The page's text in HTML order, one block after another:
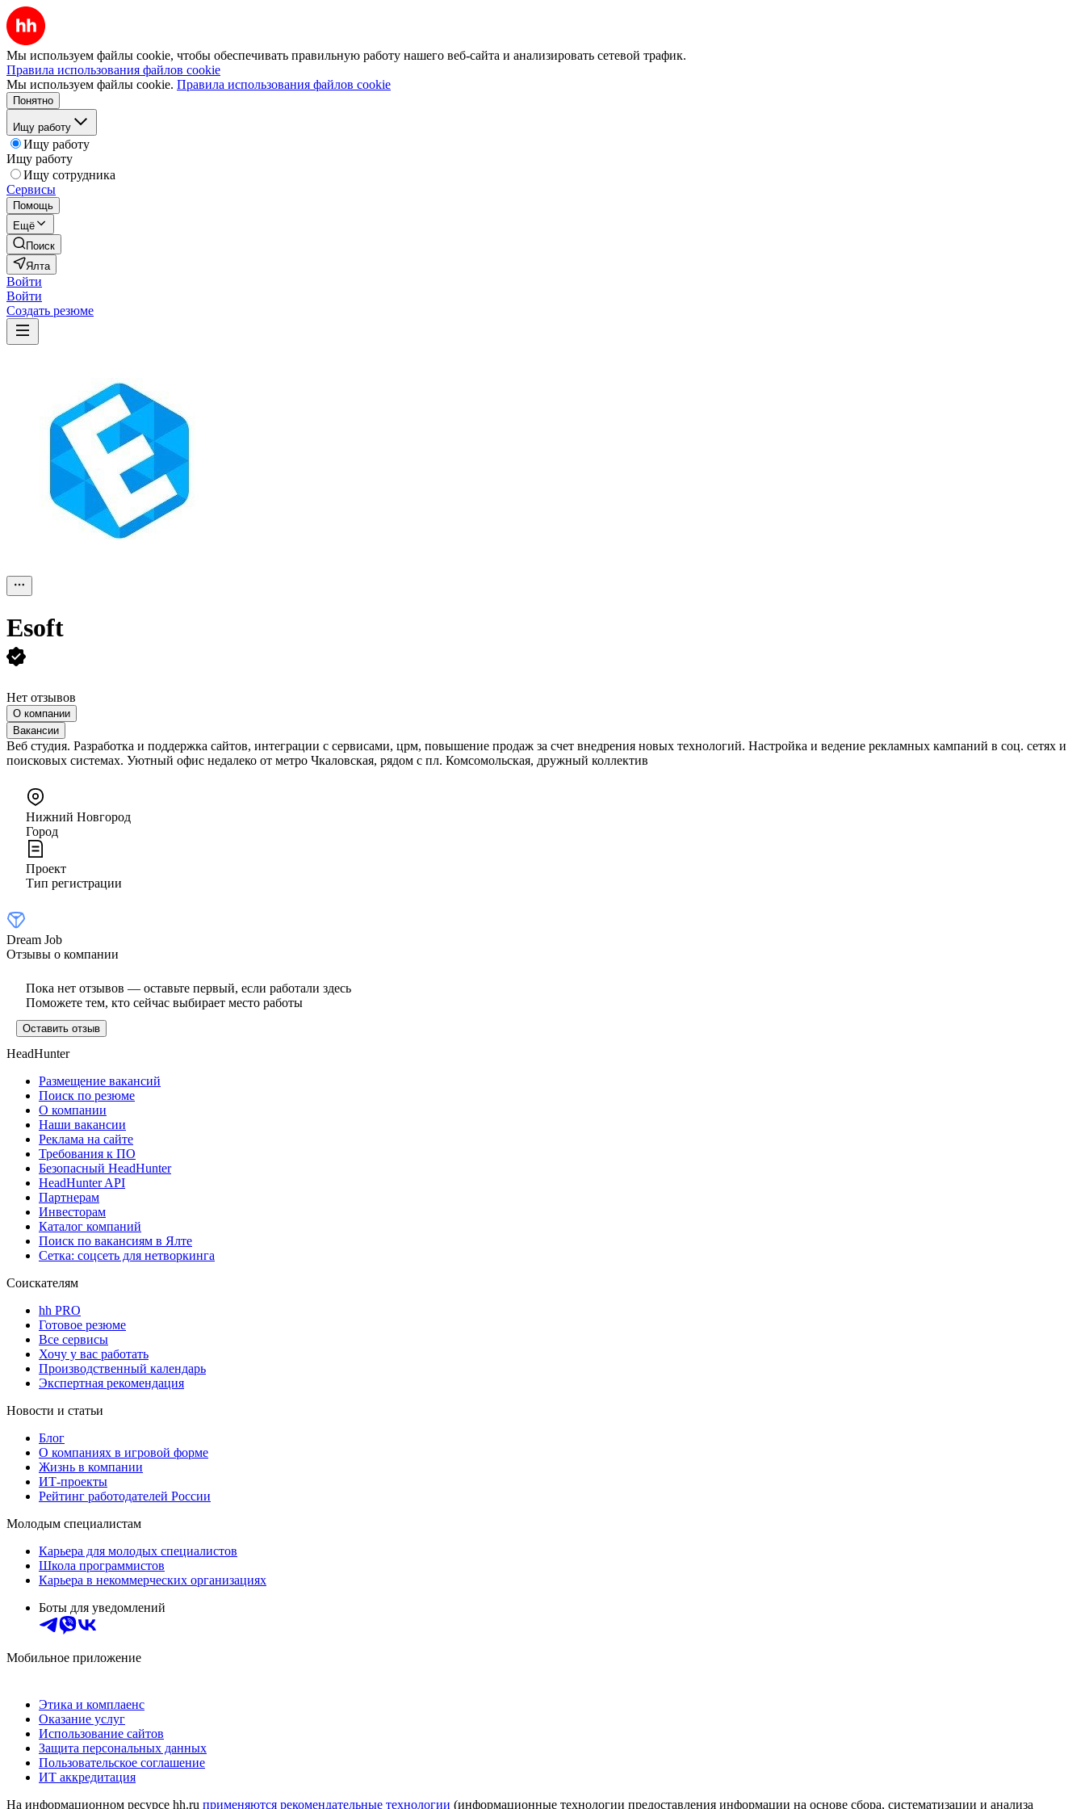
Мы используем файлы cookie, чтобы обеспечивать правильную работу нашего веб-сайта и анализировать сетевой трафик.
Правила использования файлов cookie
Мы используем файлы cookie. Правила использования файлов cookie
Понятно
Ищу работу
Ищу работу
Ищу работу
Ищу сотрудника
Сервисы
Помощь
Ещё
Поиск
Ялта
Войти
Войти
Создать резюме
Еsoft
Нет отзывов
О компании
Вакансии
Веб студия. Разработка и поддержка сайтов, интеграции с сервисами, црм, повышение продаж за счет внедрения новых технологий. Настройка и ведение рекламных кампаний в соц. сетях и
поисковых системах. Уютный офис недалеко от метро Чкаловская, рядом с пл. Комсомольская, дружный коллектив
Нижний Новгород
Город
Проект
Тип регистрации
Dream Job
Отзывы о компании
Пока нет отзывов — оставьте первый, если работали здесь
Поможете тем, кто сейчас выбирает место работы
Оставить отзыв
HeadHunter
Размещение вакансий
Поиск по резюме
О компании
Наши вакансии
Реклама на сайте
Требования к ПО
Безопасный HeadHunter
HeadHunter API
Партнерам
Инвесторам
Каталог компаний
Поиск по вакансиям в Ялте
Сетка: соцсеть для нетворкинга
Соискателям
hh PRO
Готовое резюме
Все сервисы
Хочу у вас работать
Производственный календарь
Экспертная рекомендация
Новости и статьи
Блог
О компаниях в игровой форме
Жизнь в компании
ИТ-проекты
Рейтинг работодателей России
Молодым специалистам
Карьера для молодых специалистов
Школа программистов
Карьера в некоммерческих организациях
Боты для уведомлений
Мобильное приложение
Этика и комплаенс
Оказание услуг
Использование сайтов
Защита персональных данных
Пользовательское соглашение
ИТ аккредитация
На информационном ресурсе hh.ru применяются рекомендательные технологии (информационные технологии предоставления информации на основе сбора, систематизации и анализа